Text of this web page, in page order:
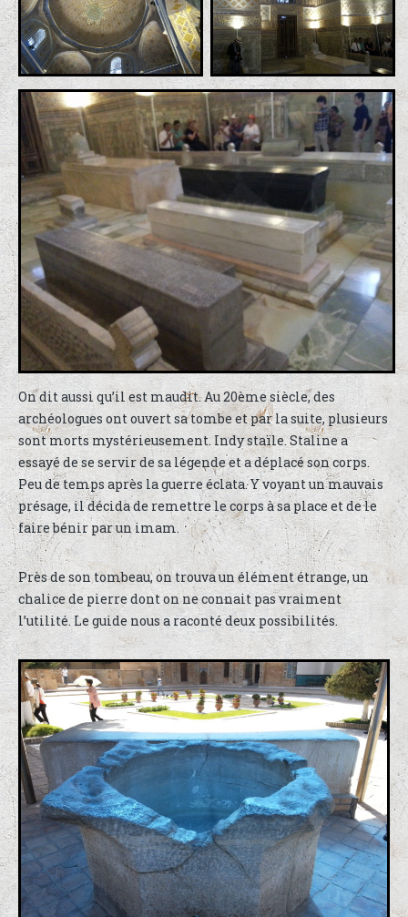
On dit aussi qu’il est maudit. Au 20ème siècle, des
archéologues ont ouvert sa tombe et par la suite, plusieurs
sont morts mystérieusement. Indy staïle. Staline a
essayé de se servir de sa légende et a déplacé son corps.
Peu de temps après la guerre éclata. Y voyant un mauvais
présage, il décida de remettre le corps à sa place et de le
faire bénir par un imam.
Près de son tombeau, on trouva un élément étrange, un
chalice de pierre dont on ne connait pas vraiment
l’utilité. Le guide nous a raconté deux possibilités.